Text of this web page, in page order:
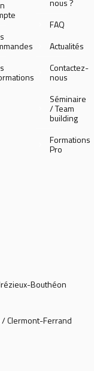
FAQ
Actualités
Contactez-
nous
Séminaire
/ Team
building
Formations
Pro
Bouthéon
Clermont-Ferrand